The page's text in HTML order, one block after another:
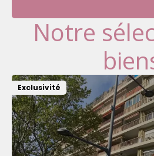
Notre
Exclusivité